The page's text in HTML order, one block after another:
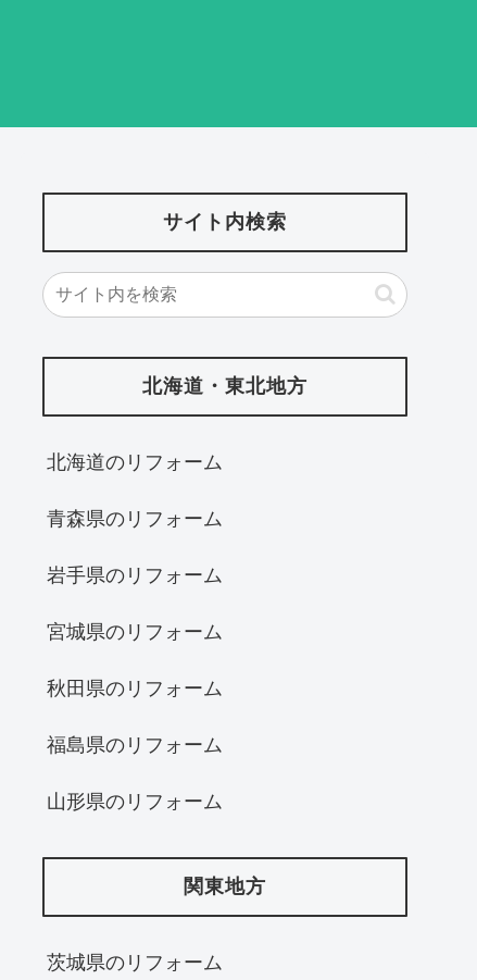
サイト内検索
北海道・東北地方
北海道‎のリフォーム
青森県のリフォーム
岩手県のリフォーム
宮城県のリフォーム
秋田県のリフォーム
福島県のリフォーム
山形県のリフォーム
関東地方
茨城県のリフォーム